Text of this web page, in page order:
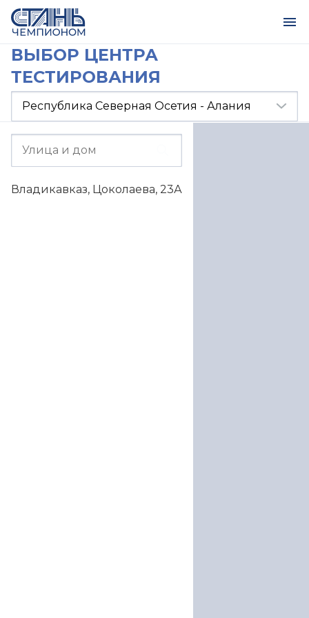
ВЫБОР ЦЕНТРА
ТЕСТИРОВАНИЯ
Владикавказ, Цоколаева, 23А